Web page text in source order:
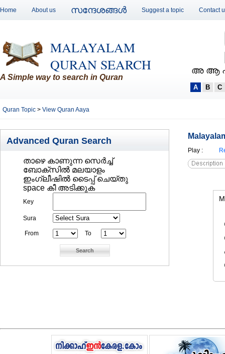
Home About us സന്ദേശങ്ങള്‍ Suggest a topic Contact
MALAYALAM
QURAN SEARCH
A Simple way to search in Quran
അ ആ
A B C
Quran Topic > View Quran Aaya
Advanced Quran Search
താഴെ കാണുന്ന സെര്‍ച്ച്‌
ബോക്സില്‍ മലയാളം
ഇംഗ്ലീഷില്‍ ടൈപ്പ് ചെയ്തു
space കീ അടിക്കുക
Key
Sura
From To
Play :